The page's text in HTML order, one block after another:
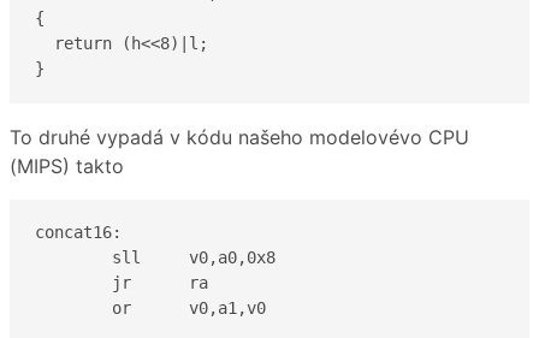
{
  return (h<<8)|l;
}
To druhé vypadá v kódu našeho modelovévo CPU
(MIPS) takto
concat16:
        sll     v0,a0,0x8
        jr      ra
        or      v0,a1,v0